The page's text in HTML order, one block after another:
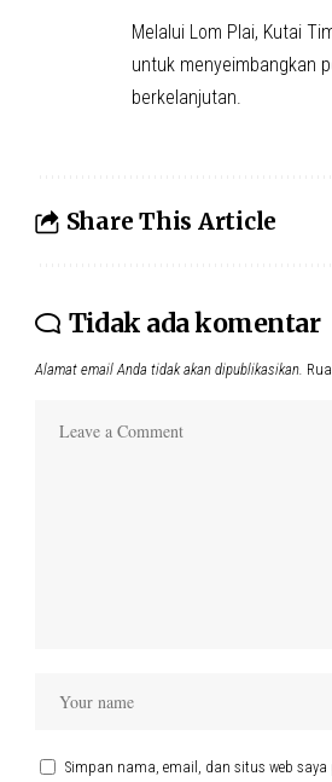
Melalui Lom Plai, Kutai
untuk menyeimbangkan
berkelanjutan.
Share This Article
Tidak ada komentar
Alamat email Anda tidak akan dipublikasikan.
Simpan nama, email, dan situs web